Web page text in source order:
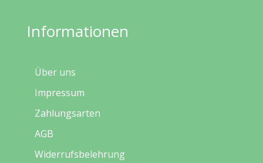
Informationen
Über uns
Impressum
Zahlungsarten
AGB
Widerrufsbelehrung